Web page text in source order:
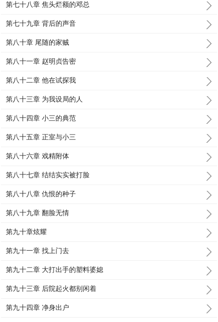
第七十八章 焦头烂额的邓总
第七十九章 背后的声音
第八十章 尾随的家贼
第八十一章 赵明贞告密
第八十二章 他在试探我
第八十三章 为我设局的人
第八十四章 小三的典范
第八十五章 正室与小三
第八十六章 戏精附体
第八十七章 结结实实被打脸
第八十八章 仇恨的种子
第八十九章 翻脸无情
第九十章炫耀
第九十一章 找上门去
第九十二章 大打出手的塑料婆媳
第九十三章 后院起火都别闲着
第九十四章 净身出户